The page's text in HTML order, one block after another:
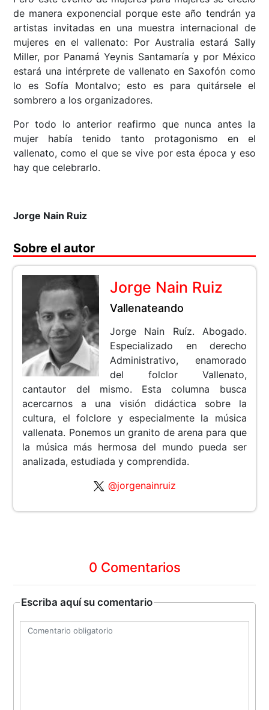
de manera exponencial porque este año tendrán ya
artistas invitadas en una muestra internacional de
mujeres en el vallenato: Por Australia estará Sally
Miller, por Panamá Yeynis Santamaría y por México
estará una intérprete de vallenato en Saxofón como
lo es Sofía Montalvo; esto es para quitársele el
sombrero a los organizadores.
Por todo lo anterior reafirmo que nunca antes la
mujer había tenido tanto protagonismo en el
vallenato, como el que se vive por esta época y eso
hay que celebrarlo.
Jorge Nain Ruiz
Sobre el autor
Jorge Nain Ruiz
Vallenateando
Jorge Nain Ruíz. Abogado.
Especializado en derecho
Administrativo, enamorado
del folclor Vallenato,
cantautor del mismo. Esta columna busca
acercarnos a una visión didáctica sobre la
cultura, el folclore y especialmente la música
vallenata. Ponemos un granito de arena para que
la música más hermosa del mundo pueda ser
analizada, estudiada y comprendida.
@jorgenainruiz
0 Comentarios
Escriba aquí su comentario